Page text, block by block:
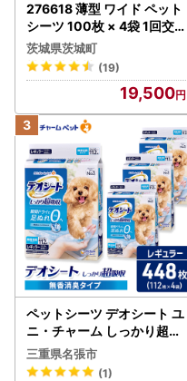
276618 薄型 ワイド ペット
シーツ 100枚 × 4袋 1回交
換タイプ 国産 ペットシート
340
茨城県茨城町
(19)
19,500
ペットシーツ デオシート ユ
ニ・チャーム しっかり超吸
収無香消臭 レギュラー 【11
2枚×4】 ペットシーツ
三重県名張市
(1)